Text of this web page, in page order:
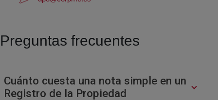
Preguntas frecuentes
Cuánto cuesta una nota simple en un
Registro de la Propiedad